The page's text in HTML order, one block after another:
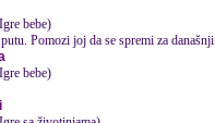
bebe)
Pomozi joj da se spremi za današnji
bebe)